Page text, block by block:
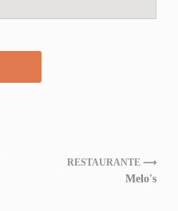
RESTAURANTE ⟶
Melo's